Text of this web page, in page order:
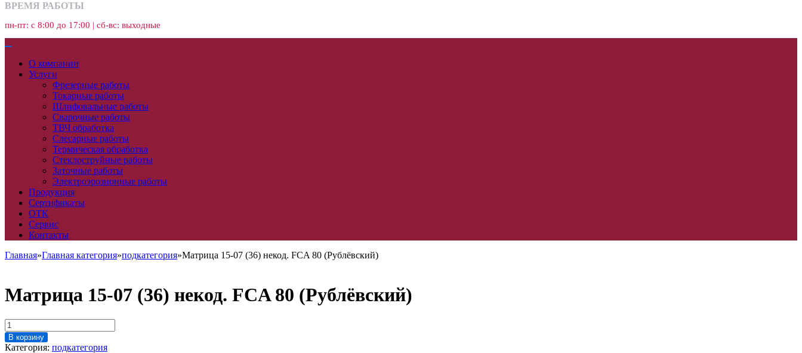
ВРЕМЯ РАБОТЫ
пн-пт: с 8:00 до 17:00 | сб-вс: выходные
О компании
Услуги
Фрезерные работы
Токарные работы
Шлифовальные работы
Сварочные работы
ТВЧ обработка
Слесарные работы
Термическая обработка
Стеклоструйные работы
Заточные работы
Электроэрозионные работы
Продукция
Сертификаты
ОТК
Сервис
Контакты
Главная»Главная категория»подкатегория»Матрица 15-07 (36) некод. FCA 80 (Рублёвский)
Матрица 15-07 (36) некод. FCA 80 (Рублёвский)
Количество
товара
Матрица
В корзину
Категория: подкатегория